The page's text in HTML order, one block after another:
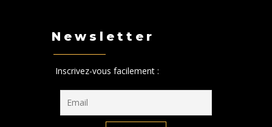
Newsletter
Inscrivez-vous facilement :